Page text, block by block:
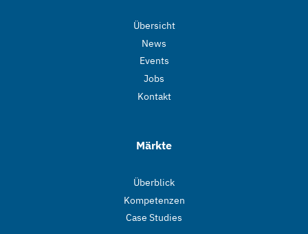
Übersicht
News
Events
Jobs
Kontakt
Märkte
Überblick
Kompetenzen
Case Studies